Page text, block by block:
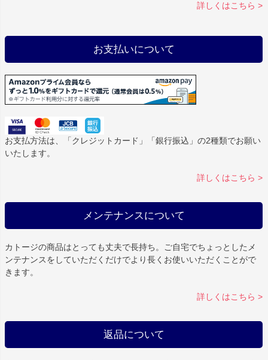
詳しくはこちら >
お支払いについて
お支払方法は、「クレジットカード」「銀行振込」の2種類でお願い
いたします。
詳しくはこちら >
メンテナンスについて
カトージの商品はとっても丈夫で長持ち。ご自宅でちょっとしたメ
ンテナンスをしていただくだけでより長くお使いいただくことがで
きます。
詳しくはこちら >
返品について